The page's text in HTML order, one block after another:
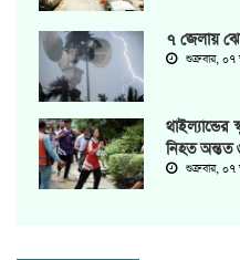
৭ জেলায়
শুক্রবার,
থাইল্যান্ডের
নিহত অন্তত
শুক্রবার,